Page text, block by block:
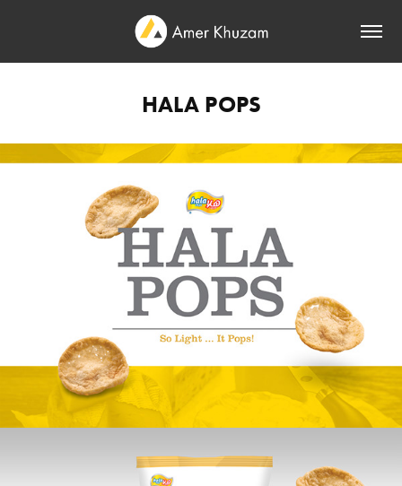
HALA POPS